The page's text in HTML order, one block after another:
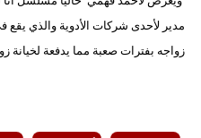
مدير لأحدى شركات الأدوية والذي يقع
زواجه بفترات صعبة مما يدفعة